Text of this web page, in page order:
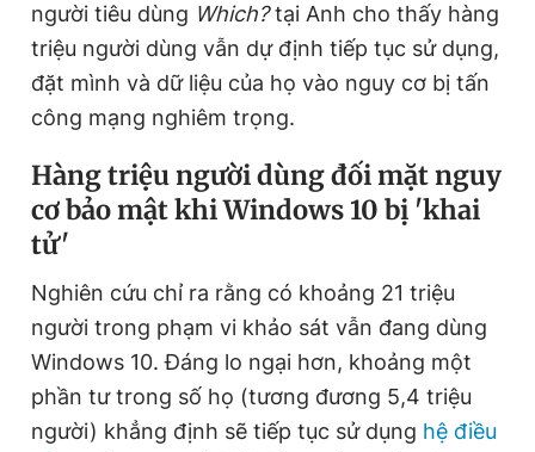
Thông tin tòa soạn Liên hệ quảng cáo
Đọc Thanh Niên trên điện thoại
Theo dõi báo trên
Hotline
0906 645 777
Liên hệ quảng cáo
0908 780 404
người tiêu dùng Which?tại Anh cho thấy hàng
triệu người dùng vẫn dự định tiếp tục sử dụng,
đặt mình và dữ liệu của họ vào nguy cơ bị tấn
công mạng nghiêm trọng.
Hàng triệu người dùng đối mặt nguy
cơ bảo mật khi Windows 10 bị 'khai
tử'
Nghiên cứu chỉ ra rằng có khoảng 21 triệu
người trong phạm vi khảo sát vẫn đang dùng
Windows 10. Đáng lo ngại hơn, khoảng một
phần tư trong số họ (tương đương 5,4 triệu
người) khẳng định sẽ tiếp tục sử dụng hệ điều